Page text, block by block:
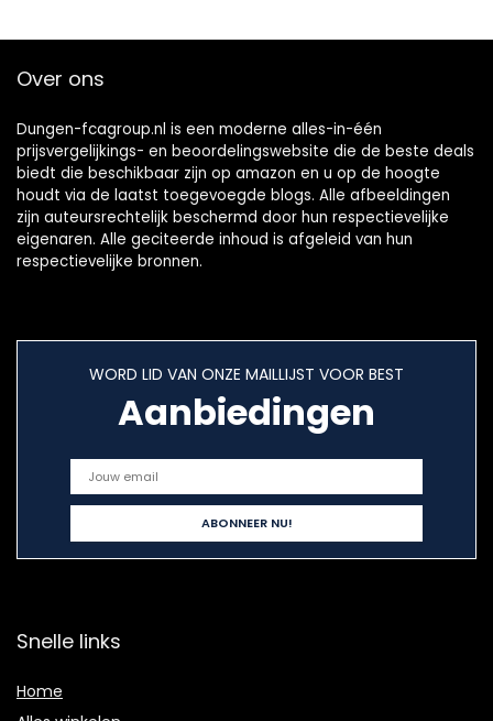
Over ons
Dungen-fcagroup.nl is een moderne alles-in-één
prijsvergelijkings- en beoordelingswebsite die de beste deals
biedt die beschikbaar zijn op amazon en u op de hoogte
houdt via de laatst toegevoegde blogs. Alle afbeeldingen
zijn auteursrechtelijk beschermd door hun respectievelijke
eigenaren. Alle geciteerde inhoud is afgeleid van hun
respectievelijke bronnen.
WORD LID VAN ONZE MAILLIJST VOOR BEST
Aanbiedingen
Snelle links
Home